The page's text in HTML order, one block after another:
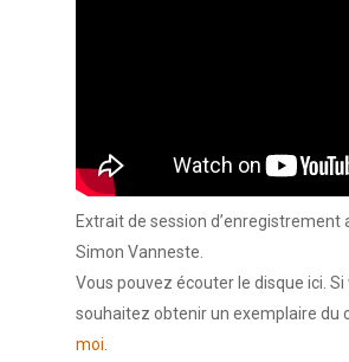
Extrait de session d’enregistrement
Simon Vanneste.
Vous pouvez écouter le disque ici. Si
souhaitez obtenir un exemplaire du
moi